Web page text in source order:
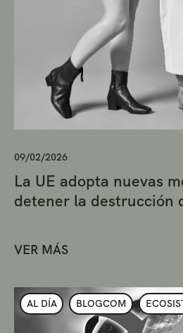
09/02/2026
La UE adopta nuevas
detener la destrucción
VER MÁS
AL DÍA BLOGCOM